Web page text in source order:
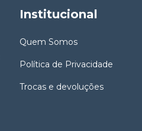
Institucional
Quem Somos
Política de Privacidade
Trocas e devoluções